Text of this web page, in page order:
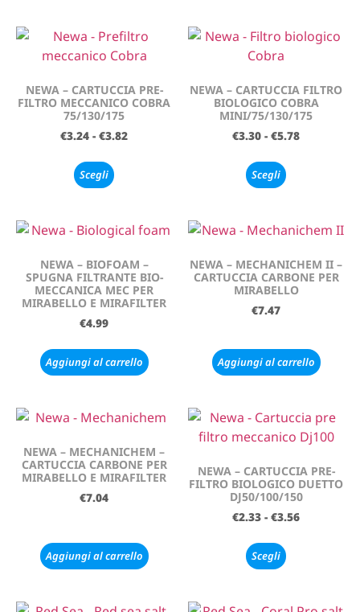
NEWA – CARTUCCIA PRE-
FILTRO MECCANICO COBRA
75/130/175
€3.24 - €3.82
Scegli
NEWA – CARTUCCIA FILTRO
BIOLOGICO COBRA
MINI/75/130/175
€3.30 - €5.78
Scegli
NEWA – BIOFOAM –
SPUGNA FILTRANTE BIO-
MECCANICA MEC PER
MIRABELLO E MIRAFILTER
€4.99
Aggiungi al carrello
NEWA – MECHANICHEM II –
CARTUCCIA CARBONE PER
MIRABELLO
€7.47
Aggiungi al carrello
NEWA – MECHANICHEM –
CARTUCCIA CARBONE PER
MIRABELLO E MIRAFILTER
€7.04
Aggiungi al carrello
NEWA – CARTUCCIA PRE-
FILTRO BIOLOGICO DUETTO
DJ50/100/150
€2.33 - €3.56
Scegli